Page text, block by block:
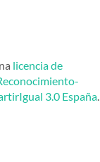
licencia de
3.0 España.